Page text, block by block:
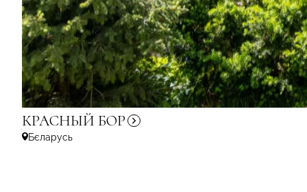
КРАСНЫЙ БОР
Бєларусь